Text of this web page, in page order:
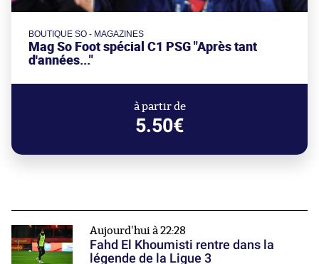
BOUTIQUE SO - MAGAZINES
Mag So Foot spécial C1 PSG "Après tant
d'années..."
à partir de
5.50€
Aujourd'hui à 22:28
Fahd El Khoumisti rentre dans la
légende de la Ligue 3